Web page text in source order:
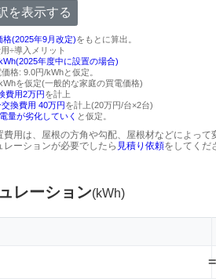
を表示する
格(2025年9月改定)をもとに算出。
÷導入メリット
年度中に設置の場合)
格: 9.0円/kWhと仮定。
を仮定(一般的な家庭の買電価格)
費用2万円を計上
換費用 40万円を計上(20万円/台×2台)
量が劣化していく と仮定。
用は、屋根の方角や勾配、屋根材などによって
ーションが必要でしたら 見積り依頼をしてくだ
レーション(kWh)
=